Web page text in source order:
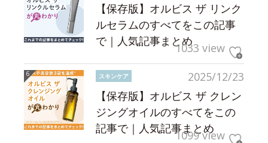
【保存版】オルビス ザ リンク
ルセラムのすべてをこの記事
で｜人気記事まとめ1033 view
2025/12/23
スキンケア
【保存版】オルビス ザ クレン
ジングオイルのすべてをこの
記事で｜人気記事まとめ
1099 view